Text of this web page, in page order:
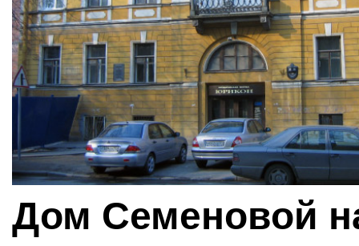
Дом Семеновой